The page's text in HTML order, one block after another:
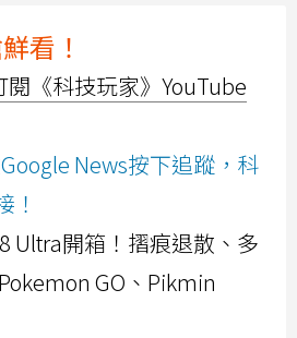
看！
閱《科技玩家》YouTube
News按下追蹤，科
！
Ultra開箱！摺痕退散、多
GO、Pikmin